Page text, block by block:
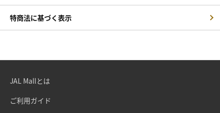
特商法に基づく表示
JAL Mallとは
ご利用ガイド